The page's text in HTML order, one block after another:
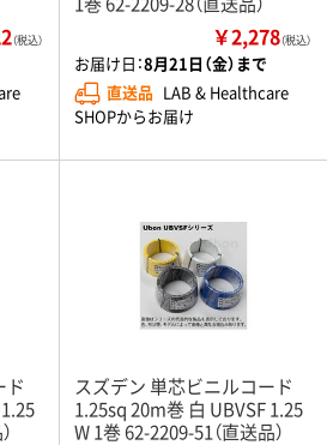
（税込） ￥2,278（税込）
お届け日：8月21日（金）まで
直送品 LAB & Healthcare
SHOPからお届け
ド
スズデン 単芯ビニルコード
1.25sq 20m巻 白 UBVSF 1.25
W 1巻 62-2209-51（直送品）